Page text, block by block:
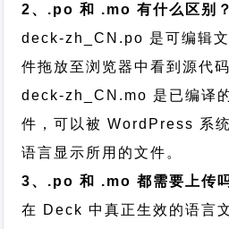
2、.po 和 .mo 有什么区别？
deck-zh_CN.po 是可编辑
件拖放至浏览器中看到源代码
deck-zh_CN.mo 是已编译
件，可以被 WordPress 系
语言显示所用的文件。
3、.po 和 .mo 都需要上传
在 Deck 中真正生效的语言